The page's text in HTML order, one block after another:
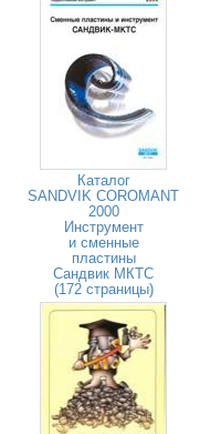
Каталог
SANDVIK COROMANT
2000
Инструмент
и сменные
пластины
Сандвик МКТС
(172 страницы)